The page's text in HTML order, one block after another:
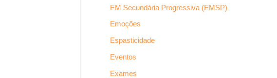
EM Secundária Progressiva (EMSP)
Emoções
Espasticidade
Eventos
Exames